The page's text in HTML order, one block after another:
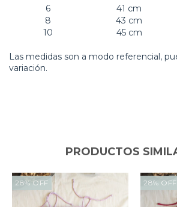
6
41 cm
8
43 cm
10
45 cm
Las medidas son a modo referencial,
variación.
PRODUCTOS
28% OFF 28% OFF